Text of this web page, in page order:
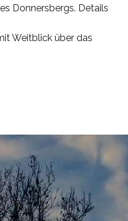
Donnersbergs. Details
Weitblick über das